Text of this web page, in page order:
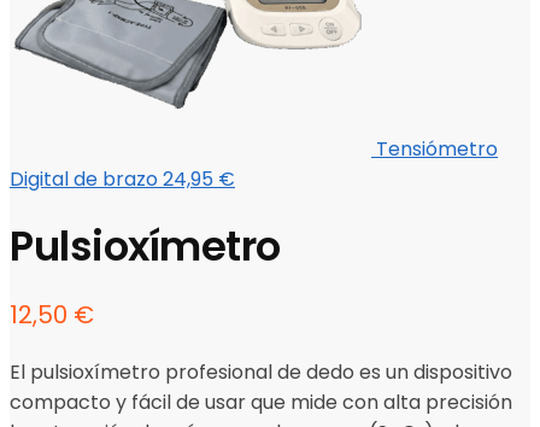
Tensiómetro
Digital de brazo24,95 €
Pulsioxímetro
12,50 €
El pulsioxímetro profesional de dedo es un dispositivo
compacto y fácil de usar que mide con alta precisión